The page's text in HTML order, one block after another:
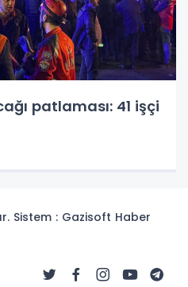
patlaması: 41 işçi
Sistem : Gazisoft Haber